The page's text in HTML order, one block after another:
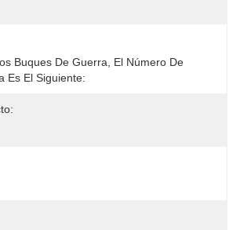
Buques De Guerra, El Número De
Es El Siguiente: